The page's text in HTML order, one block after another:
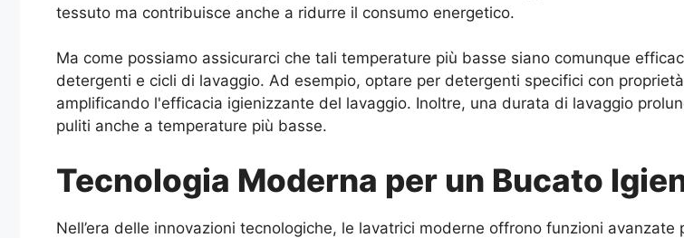
tessuto ma contribuisce anche a ridurre il consumo energetico.
Ma come possiamo assicurarci che tali temperature più basse siano comunque
detergenti e cicli di lavaggio. Ad esempio, optare per detergenti specifici con
amplificando l'efficacia igienizzante del lavaggio. Inoltre, una durata di lavaggio
puliti anche a temperature più basse.
Tecnologia Moderna per un Bucato
Nell’era delle innovazioni tecnologiche, le lavatrici moderne offrono funzioni